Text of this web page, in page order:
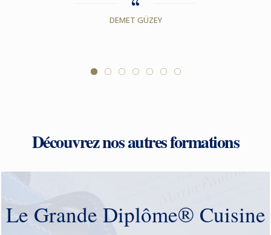
DEMET GÜZEY
Découvrez nos autres formations
Le Grande Diplôme® Cuisine